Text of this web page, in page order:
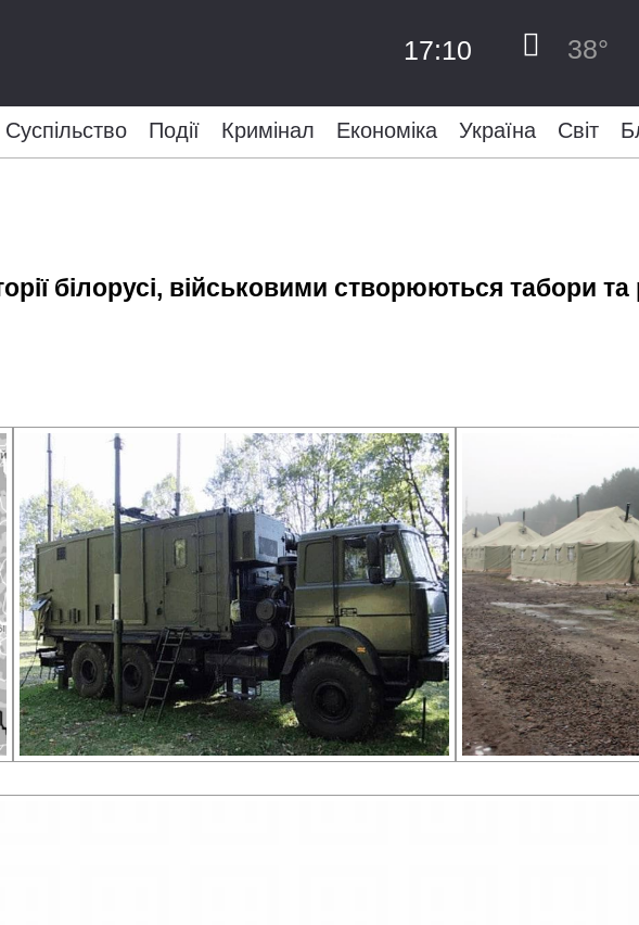
17:10 38°
Суспільство Події Кримінал Економіка Україна Світ
білорусі, військовими створюються табори